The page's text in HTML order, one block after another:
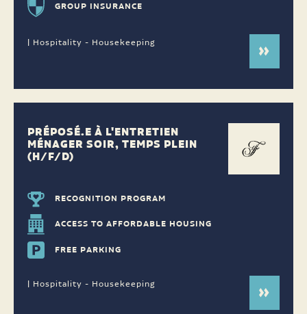
GROUP INSURANCE
| Hospitality - Housekeeping
PRÉPOSÉ.E À L'ENTRETIEN
MÉNAGER SOIR, TEMPS PLEIN
(H/F/D)
RECOGNITION PROGRAM
ACCESS TO AFFORDABLE HOUSING
FREE PARKING
| Hospitality - Housekeeping